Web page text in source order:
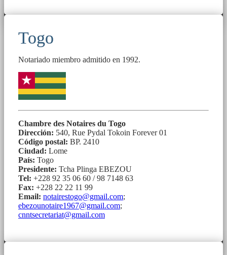
Togo
Notariado miembro admitido en 1992.
Chambre des Notaires du Togo
Dirección: 540, Rue Pydal Tokoin Forever 01
Código postal: BP. 2410
Ciudad: Lome
País: Togo
Presidente: Tcha Plinga EBEZOU
Tel: +228 92 35 06 60 / 98 7148 63
Fax: +228 22 22 11 99
Email: notairestogo@gmail.com;
ebezounotaire1967@gmail.com;
cnntsecretariat@gmail.com